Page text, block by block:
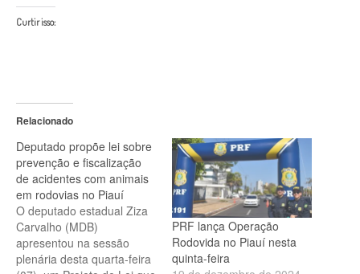
Curtir isso:
Relacionado
Deputado propõe lei sobre
prevenção e fiscalização
de acidentes com animais
em rodovias no Piauí
O deputado estadual Ziza
Carvalho (MDB)
apresentou na sessão
plenária desta quarta-feira
PRF lança Operação
Rodovida no Piauí nesta
quinta-feira